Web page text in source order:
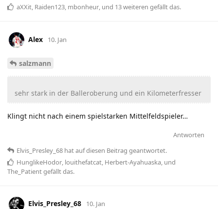
aXXit, Raiden123, mbonheur, und 13weiteren gefällt das.
Alex 10. Jan
salzmann
sehr stark in der Balleroberung und ein Kilometerfresser
Klingt nicht nach einem spielstarken Mittelfeldspieler…
Antworten
Elvis_Presley_68 hatauf diesen Beitrag geantwortet.
HunglikeHodor louithefatcat Herbert-Ayahuaska , und
The_Patientgefällt das.
Elvis_Presley_68 10. Jan